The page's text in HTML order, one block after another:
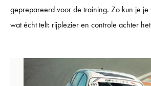
geprepareerd voor de training. Zo kun je je
wat écht telt: rijplezier en controle achter het